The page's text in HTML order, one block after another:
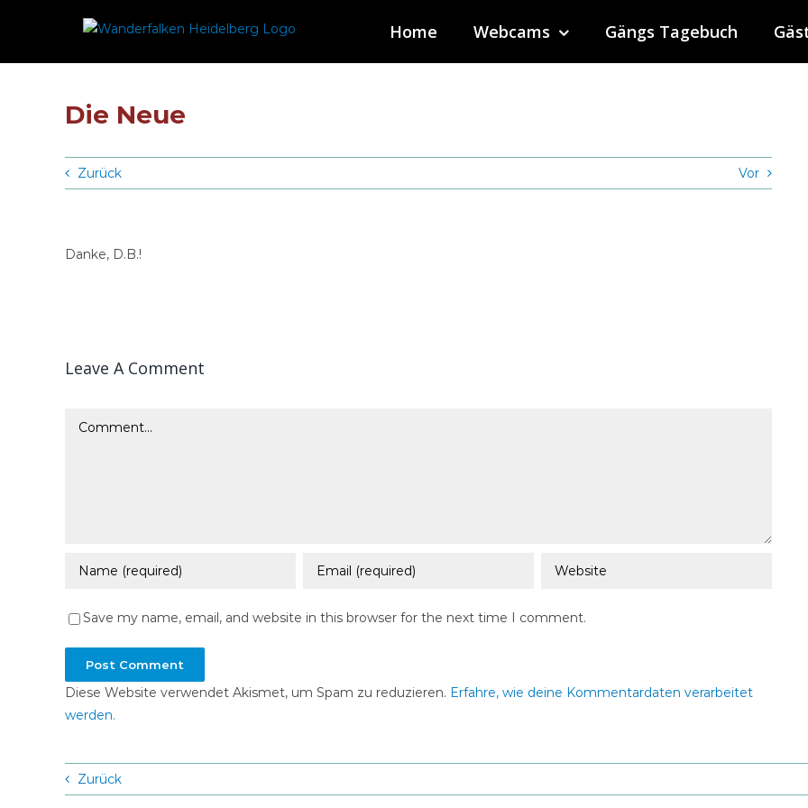
Home Webcams Gängs Tagebuch
Die Neue
Zurück Vor
Danke, D.B.!
Leave A Comment
Comment
Save my name, email, and website in this browser for the next time I comment.
Diese Website verwendet Akismet, um Spam zu reduzieren. Erfahre, wie deine Kommentardaten verarbeitet
werden.
Zurück